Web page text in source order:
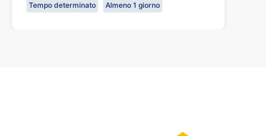
Tempo determinato Almeno 1 giorno